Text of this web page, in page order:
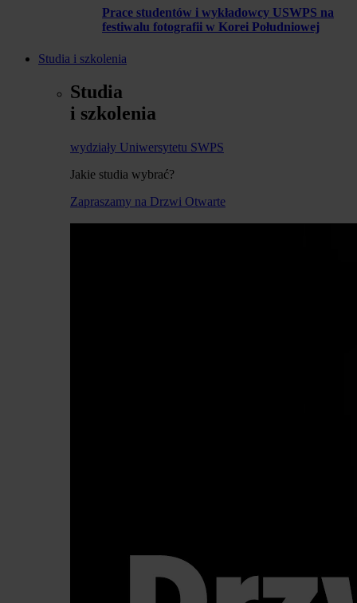
Prace studentów i wykładowcy USWPS na
festiwalu fotografii w Korei Południowej
Studia i szkolenia
Studia
i szkolenia
wydziały Uniwersytetu SWPS
Jakie studia wybrać?
Zapraszamy na Drzwi Otwarte